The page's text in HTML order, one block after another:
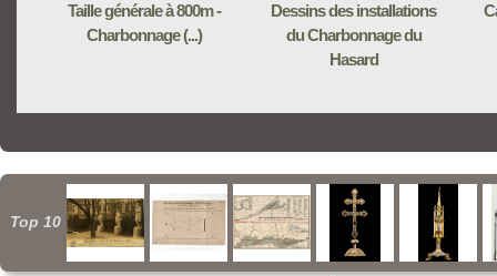
Taille générale à 800m -
Charbonnage (...)
Dessins des installations
du Charbonnage du
Hasard
Top 10